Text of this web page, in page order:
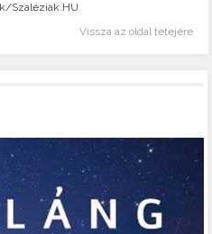
Szaléziak.HU
Vissza az oldal tetejére